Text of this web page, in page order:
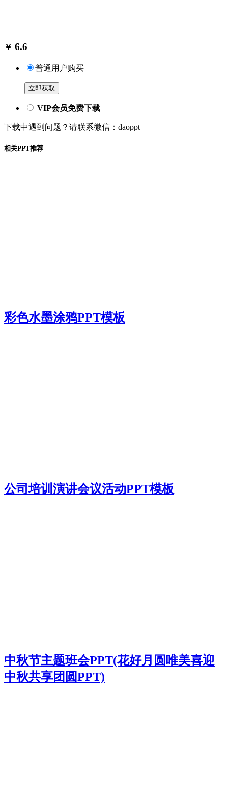
￥ 6.6
普通用户购买
立即获取
VIP会员免费下载
下载中遇到问题？请联系微信：daoppt
相关PPT推荐
彩色水墨涂鸦PPT模板
公司培训演讲会议活动PPT模板
中秋节主题班会PPT(花好月圆唯美喜迎
中秋共享团圆PPT)